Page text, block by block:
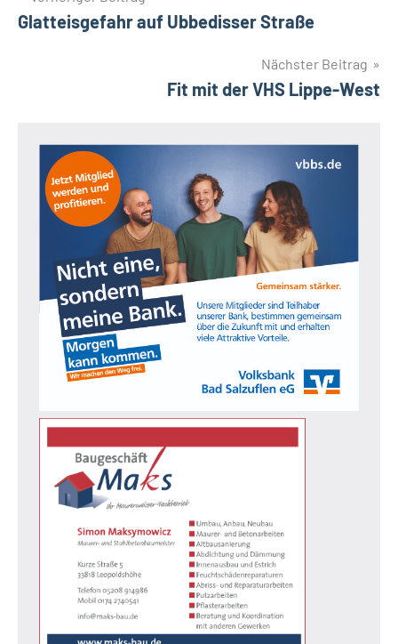
Glatteisgefahr auf Ubbedisser Straße
Nächster Beitrag
Fit mit der VHS Lippe-West